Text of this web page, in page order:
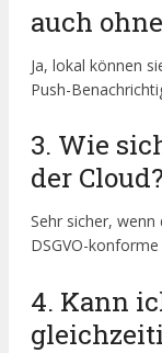
auch
Ja, lokal können
Push-
3. Wie
der Cloud?
Sehr sicher,
DSGVO-
4. Kann